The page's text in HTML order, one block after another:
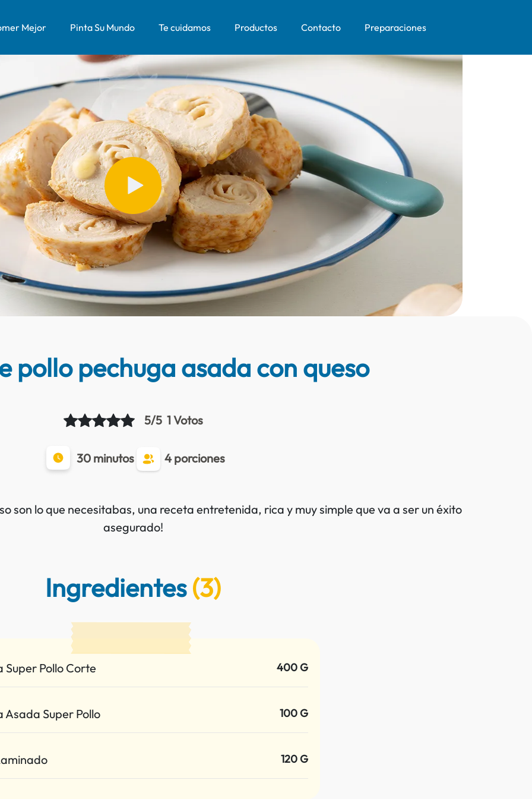
Mejor Pinta Su Mundo Te cuidamos Productos Contacto Preparaciones
pollo pechuga asada con queso
5/5 1 Votos
30 minutos 4 porciones
son lo que necesitabas, una receta entretenida, rica y muy simple que va a ser un éxito
asegurado!
Ingredientes(3)
Super Pollo Corte 400 G
Asada Super Pollo 100 G
120 G